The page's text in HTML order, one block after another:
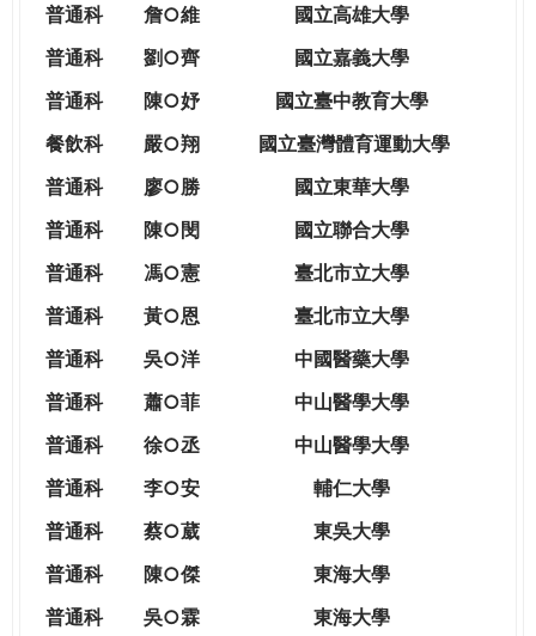
WAGOR
TODAY
WORLD
TOMORROW
CITIZENSHIP
普通科
詹○維
國立高雄大學
普通科
劉○齊
國立嘉義大學
普通科
陳○妤
國立臺中教育大學
餐飲科
嚴○翔 國立臺灣體育運動大學
普通科
廖○勝
國立東華大學
普通科
陳○閔
國立聯合大學
普通科
馮○憲
臺北市立大學
普通科
黃○恩
臺北市立大學
普通科 吳○洋
中國醫藥大學
普通科
蕭○菲
中山醫學大學
普通科
徐○丞
中山醫學大學
普通科
李○安
輔仁大學
普通科
蔡○葳
東吳大學
普通科
陳○傑
東海大學
普通科
吳○霖
東海大學